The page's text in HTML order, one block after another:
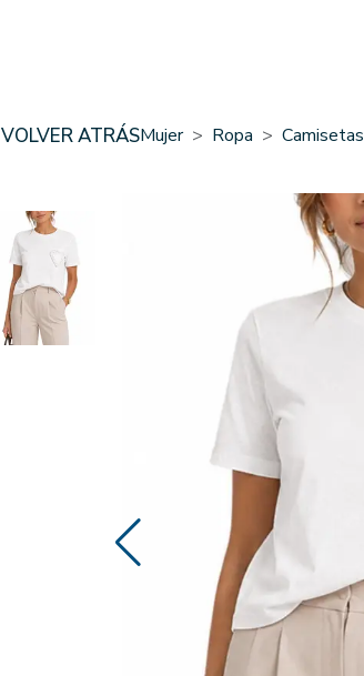
VOLVER ATRÁSMujer Ropa Camisetas